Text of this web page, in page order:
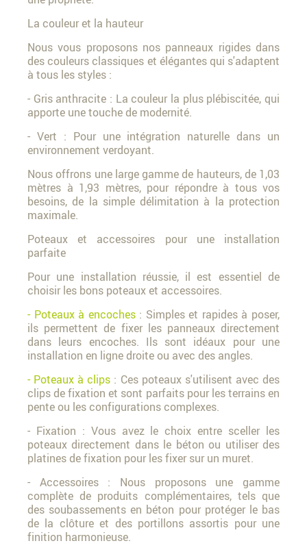
La couleur et la hauteur
Nous vous proposons nos panneaux rigides dans
des couleurs classiques et élégantes qui s'adaptent
à tous les styles :
- Gris anthracite : La couleur la plus plébiscitée, qui
apporte une touche de modernité.
- Vert : Pour une intégration naturelle dans un
environnement verdoyant.
Nous offrons une large gamme de hauteurs, de 1,03
mètres à 1,93 mètres, pour répondre à tous vos
besoins, de la simple délimitation à la protection
maximale.
Poteaux et accessoires pour une installation
parfaite
Pour une installation réussie, il est essentiel de
choisir les bons poteaux et accessoires.
- Poteaux à encoches: Simples et rapides à poser,
ils permettent de fixer les panneaux directement
dans leurs encoches. Ils sont idéaux pour une
installation en ligne droite ou avec des angles.
- Poteaux à clips : Ces poteaux s'utilisent avec des
clips de fixation et sont parfaits pour les terrains en
pente ou les configurations complexes.
- Fixation : Vous avez le choix entre sceller les
poteaux directement dans le béton ou utiliser des
platines de fixation pour les fixer sur un muret.
- Accessoires : Nous proposons une gamme
complète de produits complémentaires, tels que
des soubassements en béton pour protéger le bas
de la clôture et des portillons assortis pour une
finition harmonieuse.